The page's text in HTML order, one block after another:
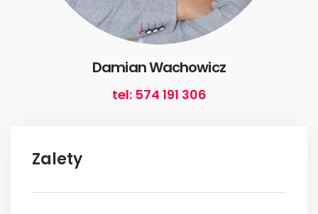
Damian Wachowicz
tel: 574 191 306
Zalety